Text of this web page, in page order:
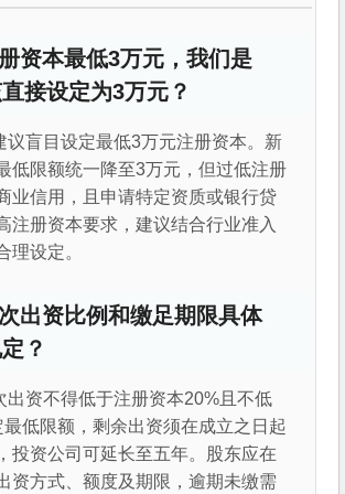
资本最低3万元，我们是
接设定为3万元？
议盲目设定最低3万元注册资本。新
低限额统一降至3万元，但过低注册
业信用，且申请特定资质或银行贷
注册资本要求，建议结合行业准入
理设定。
出资比例和缴足期限具体
？
出资不得低于注册资本20%且不低
低限额，剩余出资须在成立之日起
投资公司可延长至五年。股东应在
资方式、额度及期限，逾期未缴需